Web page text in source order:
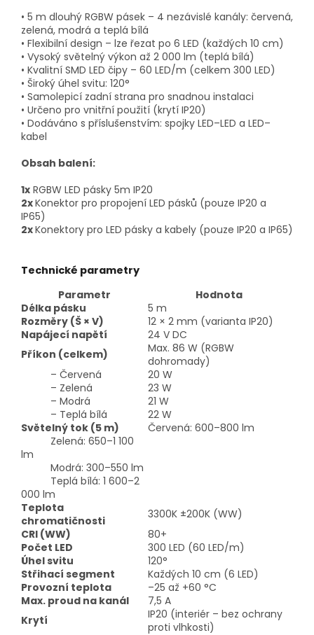
• 5 m dlouhý RGBW pásek – 4 nezávislé kanály: červená,
zelená, modrá a teplá bílá
• Flexibilní design – lze řezat po 6 LED (každých 10 cm)
• Vysoký světelný výkon až 2 000 lm (teplá bílá)
• Kvalitní SMD LED čipy – 60 LED/m (celkem 300 LED)
• Široký úhel svitu: 120°
• Samolepicí zadní strana pro snadnou instalaci
• Určeno pro vnitřní použití (krytí IP20)
• Dodáváno s příslušenstvím: spojky LED–LED a LED–
kabel
Obsah balení:
1x RGBW LED pásky 5m IP20
2xKonektor pro propojení LED pásků (pouze IP20 a
IP65)
2xKonektory pro LED pásky a kabely (pouze IP20 a IP65)
Technické parametry
Parametr
Hodnota
Délka pásku
5 m
Rozměry (Š × V)
12 × 2 mm (varianta IP20)
Napájecí napětí
24 V DC
Příkon (celkem)
Max. 86 W (RGBW
dohromady)
– Červená
20 W
– Zelená
23 W
– Modrá
21 W
– Teplá bílá
22 W
Světelný tok (5 m)
Červená: 600–800 lm
Zelená: 650–1 100
lm
Modrá: 300–550 lm
Teplá bílá: 1 600–2
000 lm
Teplota
chromatičnosti
3300K ±200K (WW)
CRI (WW)
80+
Počet LED
300 LED (60 LED/m)
Úhel svitu
120°
Střihací segment
Každých 10 cm (6 LED)
Provozní teplota
–25 až +60 °C
Max. proud na kanál
7,5 A
Krytí
IP20 (interiér – bez ochrany
proti vlhkosti)